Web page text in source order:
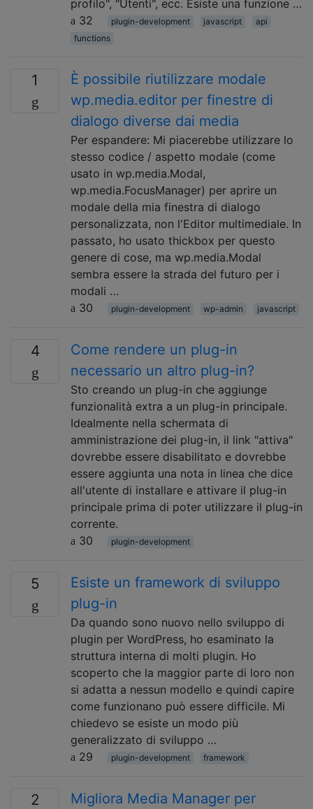
profilo", "Utenti", ecc. Esiste una funzione …
32
plugin-development javascript
api
functions
1
È possibile riutilizzare modale
wp.media.editor per finestre di
dialogo diverse dai media
Per espandere: Mi piacerebbe utilizzare lo
stesso codice / aspetto modale (come
usato in wp.media.Modal,
wp.media.FocusManager) per aprire un
modale della mia finestra di dialogo
personalizzata, non l'Editor multimediale. In
passato, ho usato thickbox per questo
genere di cose, ma wp.media.Modal
sembra essere la strada del futuro per i
modali …
30
plugin-development wp-admin javascript
4
Come rendere un plug-in
necessario un altro plug-in?
Sto creando un plug-in che aggiunge
funzionalità extra a un plug-in principale.
Idealmente nella schermata di
amministrazione dei plug-in, il link "attiva"
dovrebbe essere disabilitato e dovrebbe
essere aggiunta una nota in linea che dice
all'utente di installare e attivare il plug-in
principale prima di poter utilizzare il plug-in
corrente.
30
plugin-development
5
Esiste un framework di sviluppo
plug-in
Da quando sono nuovo nello sviluppo di
plugin per WordPress, ho esaminato la
struttura interna di molti plugin. Ho
scoperto che la maggior parte di loro non
si adatta a nessun modello e quindi capire
come funzionano può essere difficile. Mi
chiedevo se esiste un modo più
generalizzato di sviluppo …
29
plugin-development framework
2
Migliora Media Manager per